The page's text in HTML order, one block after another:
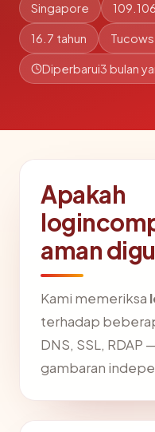
Singapore
16.7 tahun Tucows
Diperbarui3 bulan
Apakah
aman
Kami memeriksa
terhadap
DNS, SSL,
gambaran